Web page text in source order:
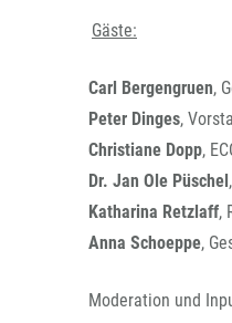
Gäste:
Carl Bergengruen,
Peter Dinges,
Christiane Dopp,
Dr. Jan Ole Püschel
Katharina Retzlaff,
Anna Schoeppe,
Moderation und